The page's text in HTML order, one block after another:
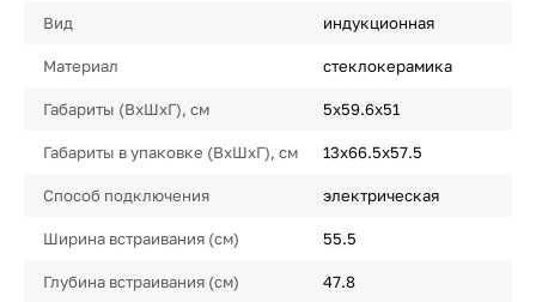
Вид индукционная
Материал стеклокерамика
Габариты (ВхШхГ), см 5х59.6х51
Габариты в упаковке (ВхШхГ), см 13х66.5х57.5
Способ подключения электрическая
Ширина встраивания (см) 55.5
Глубина встраивания (см) 47.8